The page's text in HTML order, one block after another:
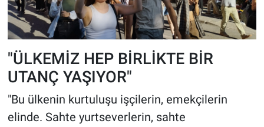
"ÜLKEMİZ HEP BİRLİKTE BİR
UTANÇ YAŞIYOR"
"Bu ülkenin kurtuluşu işçilerin, emekçilerin
elinde. Sahte yurtseverlerin, sahte